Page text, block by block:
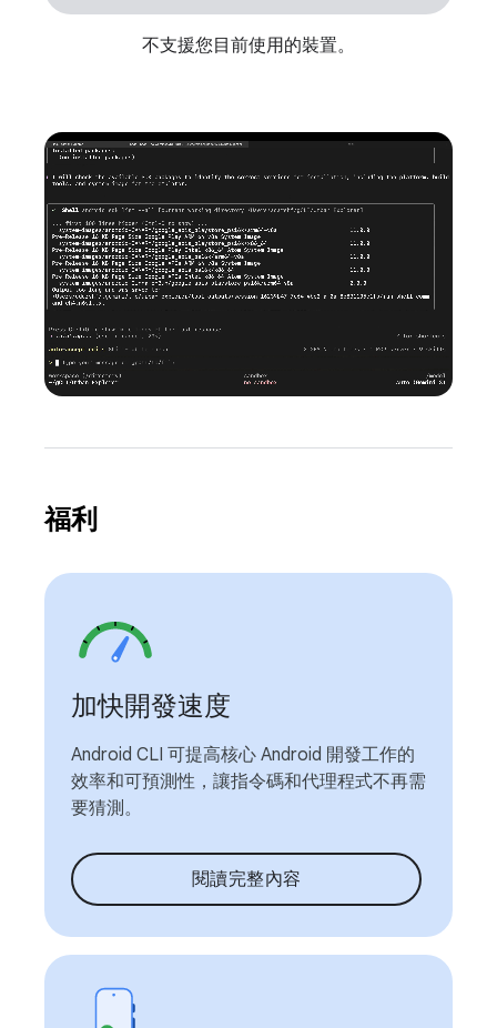
不支援您目前使用的裝置。
福利
加快開發速度
Android CLI 可提高核心 Android 開發工作的
效率和可預測性，讓指令碼和代理程式不再需
要猜測。
閱讀完整內容